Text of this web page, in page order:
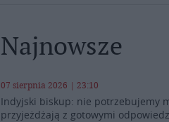
Najnowsze
07 sierpnia 2026 | 23:10
Indyjski biskup: nie potrzebujemy
przyjeżdżają z gotowymi